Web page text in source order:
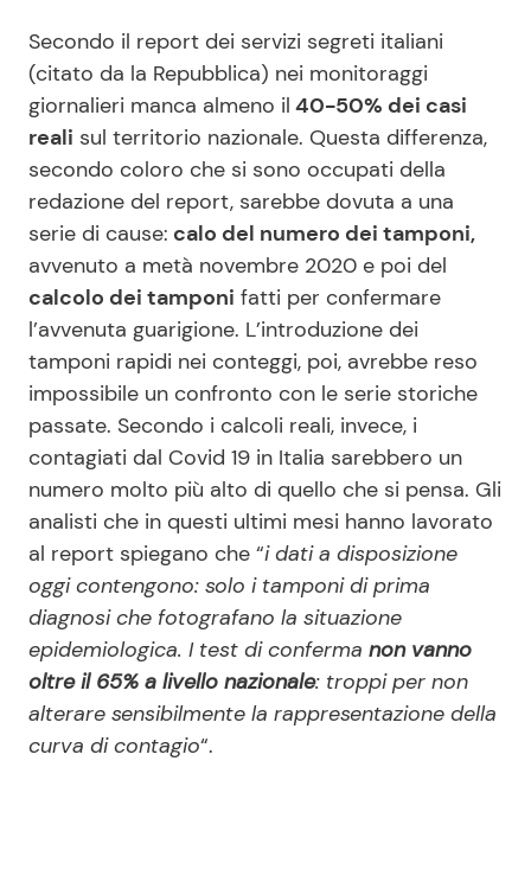
Secondo il report dei servizi segreti italiani
(citato da la Repubblica) nei monitoraggi
giornalieri manca almeno il 40-50% dei casi
reali sul territorio nazionale. Questa differenza,
secondo coloro che si sono occupati della
redazione del report, sarebbe dovuta a una
serie di cause: calo del numero dei tamponi,
avvenuto a metà novembre 2020 e poi del
calcolo dei tamponi fatti per confermare
l’avvenuta guarigione. L’introduzione dei
tamponi rapidi nei conteggi, poi, avrebbe reso
impossibile un confronto con le serie storiche
passate. Secondo i calcoli reali, invece, i
contagiati dal Covid 19 in Italia sarebbero un
numero molto più alto di quello che si pensa. Gli
analisti che in questi ultimi mesi hanno lavorato
al report spiegano che “i dati a disposizione
oggi contengono: solo i tamponi di prima
diagnosi che fotografano la situazione
epidemiologica. I test di conferma non vanno
oltre il 65% a livello nazionale: troppi per non
alterare sensibilmente la rappresentazione della
curva di contagio“.